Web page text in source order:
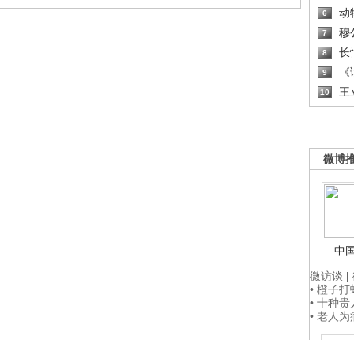
6 动
7 穆
8 长
9
10 王
微博
中
微访谈 |
• 橙子
• 十种
• 老人